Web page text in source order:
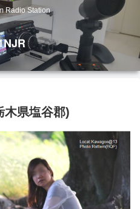
Radio Station
木県塩谷郡)